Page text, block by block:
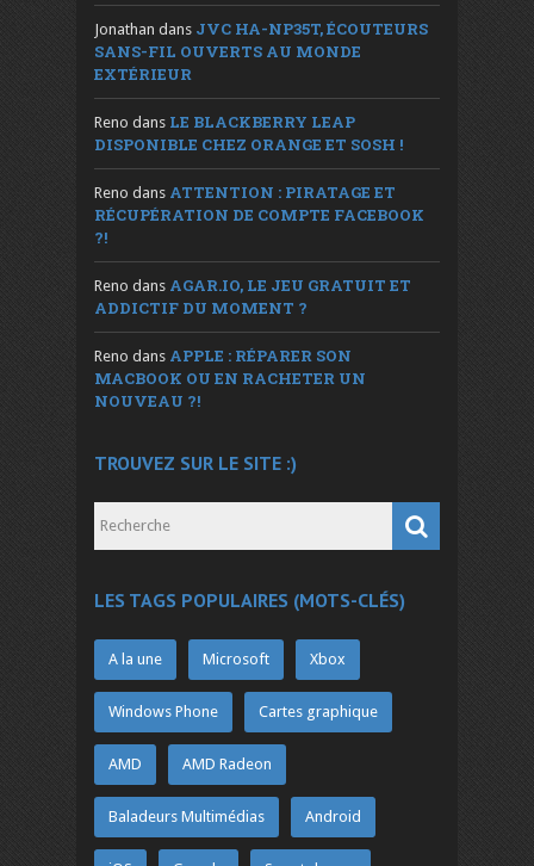
Jonathan dans JVC HA-NP35T, ÉCOUTEURS
SANS-FIL OUVERTS AU MONDE
EXTÉRIEUR
Reno dans LE BLACKBERRY LEAP
DISPONIBLE CHEZ ORANGE ET SOSH !
Reno dans ATTENTION : PIRATAGE ET
RÉCUPÉRATION DE COMPTE FACEBOOK
?!
Reno dans AGAR.IO, LE JEU GRATUIT ET
ADDICTIF DU MOMENT ?
Reno dans APPLE : RÉPARER SON
MACBOOK OU EN RACHETER UN
NOUVEAU ?!
TROUVEZ SUR LE SITE :)
LES TAGS POPULAIRES (MOTS-CLÉS)
A la une Microsoft Xbox
Windows Phone Cartes graphique
AMD AMD Radeon
Baladeurs Multimédias Android